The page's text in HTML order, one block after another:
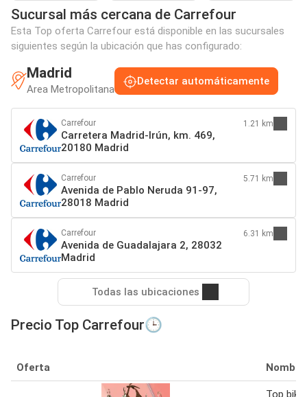
Sucursal más cercana de Carrefour
Esta Top oferta Carrefour está disponible en las sucursales
siguientes según la ubicación que has configurado:
Madrid
Area Metropolitana
Detectar automáticamente
Carrefour
Carretera Madrid-Irún, km. 469,
20180 Madrid
1.21 km
Carrefour
Avenida de Pablo Neruda 91-97,
28018 Madrid
5.71 km
Carrefour
Avenida de Guadalajara 2, 28032
Madrid
6.31 km
Todas las ubicaciones
Precio Top Carrefour🕒
Oferta Nombre
Top